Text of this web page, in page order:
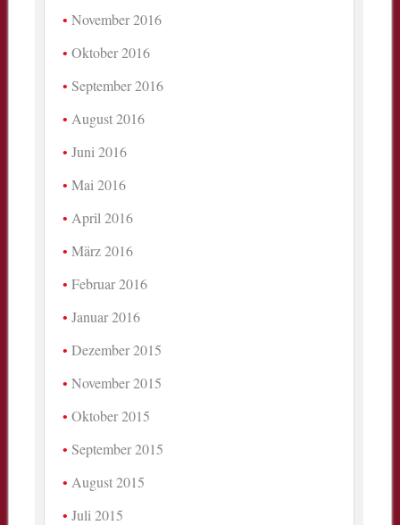
November 2016
Oktober 2016
September 2016
August 2016
Juni 2016
Mai 2016
April 2016
März 2016
Februar 2016
Januar 2016
Dezember 2015
November 2015
Oktober 2015
September 2015
August 2015
Juli 2015